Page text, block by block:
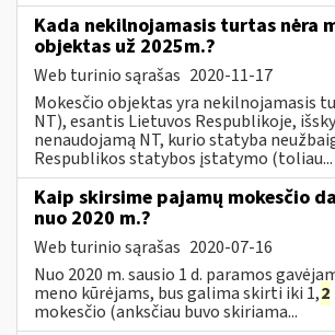
Kada nekilnojamasis turtas nėra
objektas už 2025m.?
Web turinio sąrašas 2020-11-17
Mokesčio objektas yra nekilnojamasis
NT), esantis Lietuvos Respublikoje,
nenaudojamą NT, kurio statyba
Respublikos statybos įstatymo (toliau...
Kaip skirsime pajamų mokesčio
nuo 2020 m.?
Web turinio sąrašas 2020-07-16
Nuo 2020 m. sausio 1 d. paramos
meno kūrėjams, bus galima skirti iki 1,2
mokesčio (anksčiau buvo skiriama...